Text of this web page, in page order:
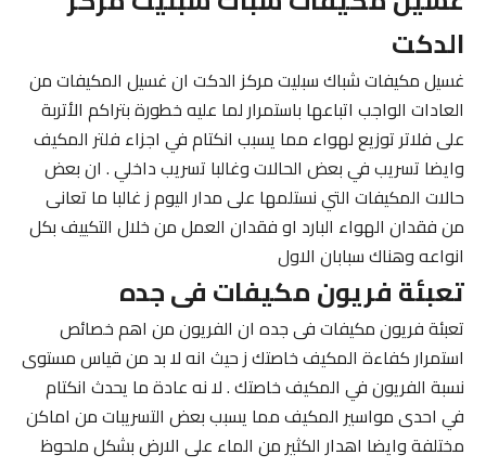
الدكت
غسيل مكيفات شباك سبليت مركز الدكت ان غسيل المكيفات من
العادات الواجب اتباعها باستمرار لما عليه خطورة بتراكم الأتربة
على فلاتر توزيع لهواء مما يسبب انكتام في اجزاء فلتر المكيف
وايضا تسريب في بعض الحالات وغالبا تسريب داخلي . ان بعض
حالات المكيفات التي نستلمها على مدار اليوم ز غالبا ما تعانى
من فقدان الهواء البارد او فقدان العمل من خلال التكييف بكل
انواعه وهناك سبابان الاول
تعبئة فريون مكيفات فى جده
تعبئة فريون مكيفات فى جده ان الفريون من اهم خصائص
استمرار كفاءة المكيف خاصتك ز حيث انه لا بد من قياس مستوى
نسبة الفريون في المكيف خاصتك . لا نه عادة ما يحدث انكتام
في احدى مواسير المكيف مما يسبب بعض التسريبات من اماكن
مختلفة وايضا اهدار الكثير من الماء على الارض بشكل ملحوظ